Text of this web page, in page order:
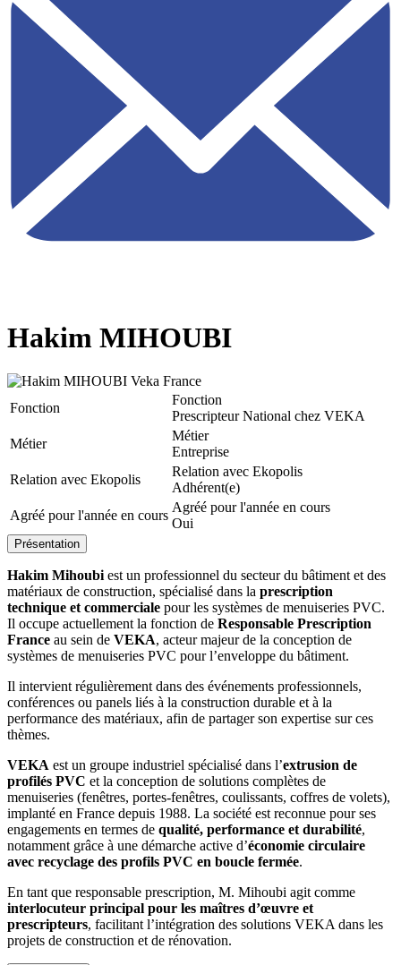
Hakim MIHOUBI
Fonction
Fonction
Prescripteur National chez VEKA
Métier
Métier
Entreprise
Relation avec Ekopolis
Relation avec Ekopolis
Adhérent(e)
Agréé pour l'année en cours
Agréé pour l'année en cours
Oui
Présentation
Hakim Mihoubiest un professionnel du secteur du bâtiment et des
matériaux de construction, spécialisé dans la prescription
technique et commerciale pour les systèmes de menuiseries PVC.
Il occupe actuellement la fonction de Responsable Prescription
France au sein de VEKA, acteur majeur de la conception de
systèmes de menuiseries PVC pour l’enveloppe du bâtiment.
Il intervient régulièrement dans des événements professionnels,
conférences ou panels liés à la construction durable et à la
performance des matériaux, afin de partager son expertise sur ces
thèmes.
VEKA est un groupe industriel spécialisé dans l’extrusion de
profilés PVC et la conception de solutions complètes de
menuiseries (fenêtres, portes‑fenêtres, coulissants, coffres de volets),
implanté en France depuis 1988. La société est reconnue pour ses
engagements en termes de qualité, performance et durabilité,
notamment grâce à une démarche active d’économie circulaire
avec recyclage des profils PVC en boucle fermée.
En tant que responsable prescription, M. Mihoubi agit comme
interlocuteur principal pour les maîtres d’œuvre et
prescripteurs, facilitant l’intégration des solutions VEKA dans les
projets de construction et de rénovation.